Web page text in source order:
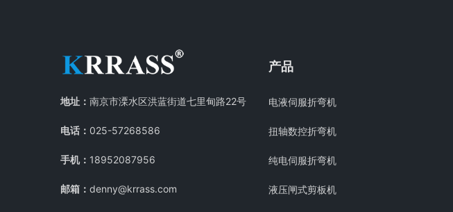
地址： 南京市溧水区洪蓝街道七里甸路22号
电话： 025-57268586
手机： 18952087956
邮箱： denny@krrass.com
产品
电液伺服折弯机
扭轴数控折弯机
纯电伺服折弯机
液压闸式剪板机